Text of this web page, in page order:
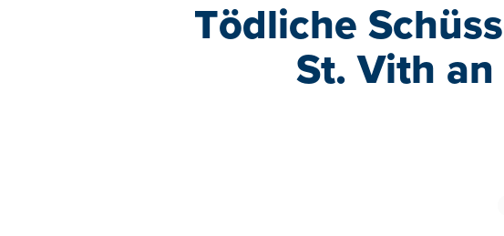
Tödliche
St. Vith